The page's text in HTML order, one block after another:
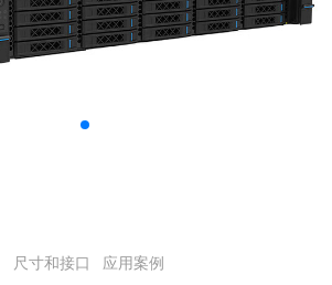
尺寸和接口 应用案例